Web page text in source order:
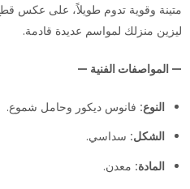
متينة وقوية تدوم طويلاً، على عكس قطع
ليزين منزلك لمواسم عديدة قادمة.
— المواصفات الفنية —
النوع: فانوس ديكور وحامل شموع.
الشكل: سداسي.
المادة: معدن.